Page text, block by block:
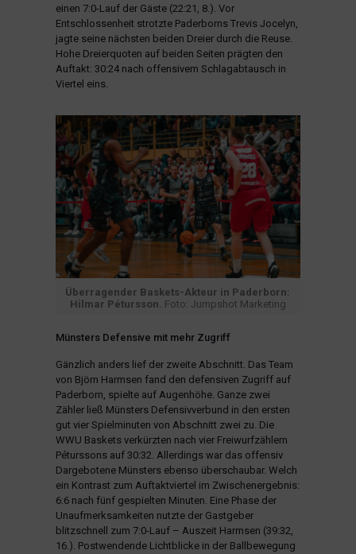
einen 7:0-Lauf der Gäste (22:21, 8.). Vor
Entschlossenheit strotzte Paderborns Trevis Jocelyn,
jagte seine nächsten beiden Dreier durch die Reuse.
Hohe Dreierquoten auf beiden Seiten prägten den
Auftakt: 30:24 nach offensivem Schlagabtausch in
Viertel eins.
Überragender Baskets-Akteur in Paderborn:
Hilmar Pétursson. Foto: Jumpshot Marketing
Münsters Defensive mit mehr Zugriff
Gänzlich anders lief der zweite Abschnitt. Das Team
von Björn Harmsen fand den defensiven Zugriff auf
Paderborn, spielte auf Augenhöhe. Ganze zwei
Zähler ließ Münsters Defensivverbund in den ersten
gut vier Spielminuten von Abschnitt zwei zu. Die
WWU Baskets verkürzten nach vier Freiwurfzählern
Péturssons auf 30:32. Allerdings war das offensiv
Dargebotene Münsters ebenso überschaubar. Welch
ein Kontrast zum Auftaktviertel im Zwischenergebnis:
6:6 nach fünf gespielten Minuten. Eine Phase der
Unaufmerksamkeiten nutzte der Gastgeber
blitzschnell zum 7:0-Lauf – Auszeit Harmsen (39:32,
16.). Postwendende Lichtblicke in der Ballbewegung